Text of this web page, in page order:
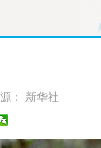
地方
： 新华社